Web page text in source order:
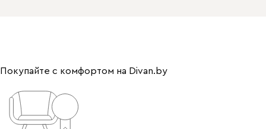
Покупайте с комфортом на Divan.by